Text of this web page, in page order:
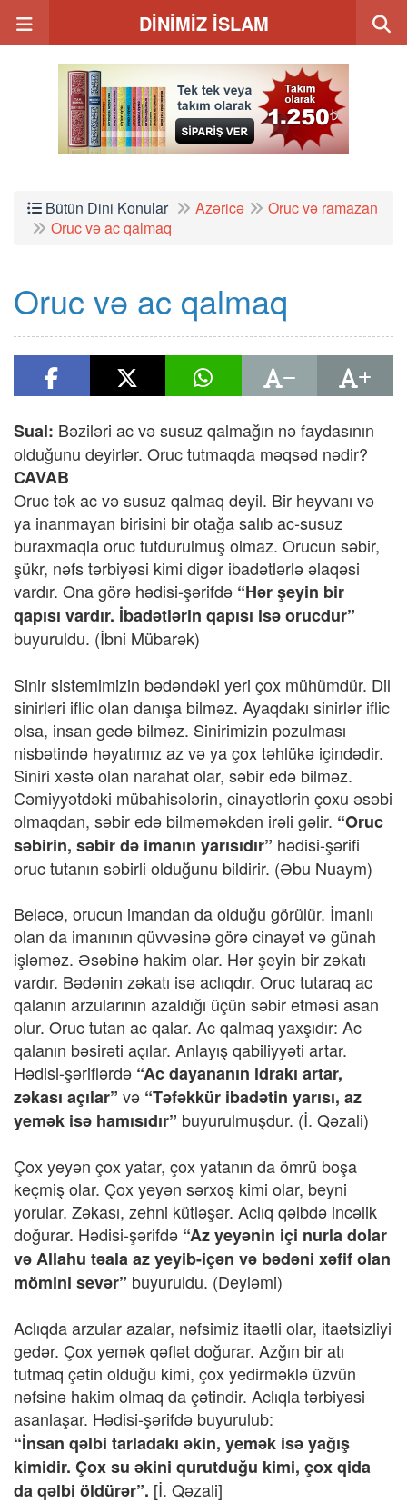
DİNİMİZ İSLAM
Bütün Dini Konular Azəricə
Oruc və ramazan
Oruc və ac qalmaq
Oruc və ac qalmaq
Sual: Bəziləri ac və susuz qalmağın nə faydasının
olduğunu deyirlər. Oruc tutmaqda məqsəd nədir?
CAVAB
Oruc tək ac və susuz qalmaq deyil. Bir heyvanı və
ya inanmayan birisini bir otağa salıb ac-susuz
buraxmaqla oruc tutdurulmuş olmaz. Orucun səbir,
şükr, nəfs tərbiyəsi kimi digər ibadətlərlə əlaqəsi
vardır. Ona görə hədisi-şərifdə “Hər şeyin bir
qapısı vardır. İbadətlərin qapısı isə orucdur”
buyuruldu. (İbni Mübarək)
Sinir sistemimizin bədəndəki yeri çox mühümdür. Dil
sinirləri iflic olan danışa bilməz. Ayaqdakı sinirlər iflic
olsa, insan gedə bilməz. Sinirimizin pozulması
nisbətində həyatımız az və ya çox təhlükə içindədir.
Siniri xəstə olan narahat olar, səbir edə bilməz.
Cəmiyyətdəki mübahisələrin, cinayətlərin çoxu əsəbi
olmaqdan, səbir edə bilməməkdən irəli gəlir. “Oruc
səbirin, səbir də imanın yarısıdır” hədisi-şərifi
oruc tutanın səbirli olduğunu bildirir. (Əbu Nuaym)
Beləcə, orucun imandan da olduğu görülür. İmanlı
olan da imanının qüvvəsinə görə cinayət və günah
işləməz. Əsəbinə hakim olar. Hər şeyin bir zəkatı
vardır. Bədənin zəkatı isə aclıqdır. Oruc tutaraq ac
qalanın arzularının azaldığı üçün səbir etməsi asan
olur. Oruc tutan ac qalar. Ac qalmaq yaxşıdır: Ac
qalanın bəsirəti açılar. Anlayış qabiliyyəti artar.
Hədisi-şəriflərdə “Ac dayananın idrakı artar,
zəkası açılar” və “Təfəkkür ibadətin yarısı, az
yemək isə hamısıdır” buyurulmuşdur. (İ. Qəzali)
Çox yeyən çox yatar, çox yatanın da ömrü boşa
keçmiş olar. Çox yeyən sərxoş kimi olar, beyni
yorular. Zəkası, zehni kütləşər. Aclıq qəlbdə incəlik
doğurar. Hədisi-şərifdə “Az yeyənin içi nurla dolar
və Allahu təala az yeyib-içən və bədəni xəfif olan
mömini sevər” buyuruldu. (Deyləmi)
Aclıqda arzular azalar, nəfsimiz itaətli olar, itaətsizliyi
gedər. Çox yemək qəflət doğurar. Azğın bir atı
tutmaq çətin olduğu kimi, çox yedirməklə üzvün
nəfsinə hakim olmaq da çətindir. Aclıqla tərbiyəsi
asanlaşar. Hədisi-şərifdə buyurulub:
“İnsan qəlbi tarladakı əkin, yemək isə yağış
kimidir. Çox su əkini qurutduğu kimi, çox qida
da qəlbi öldürər”. [İ. Qəzali]